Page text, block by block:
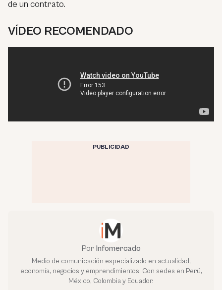
de un contrato.
VÍDEO RECOMENDADO
PUBLICIDAD
Por Infomercado
Medio de comunicación especializado en actualidad,
economía, negocios y emprendimientos. Con sedes en Perú,
México, Colombia y Ecuador.